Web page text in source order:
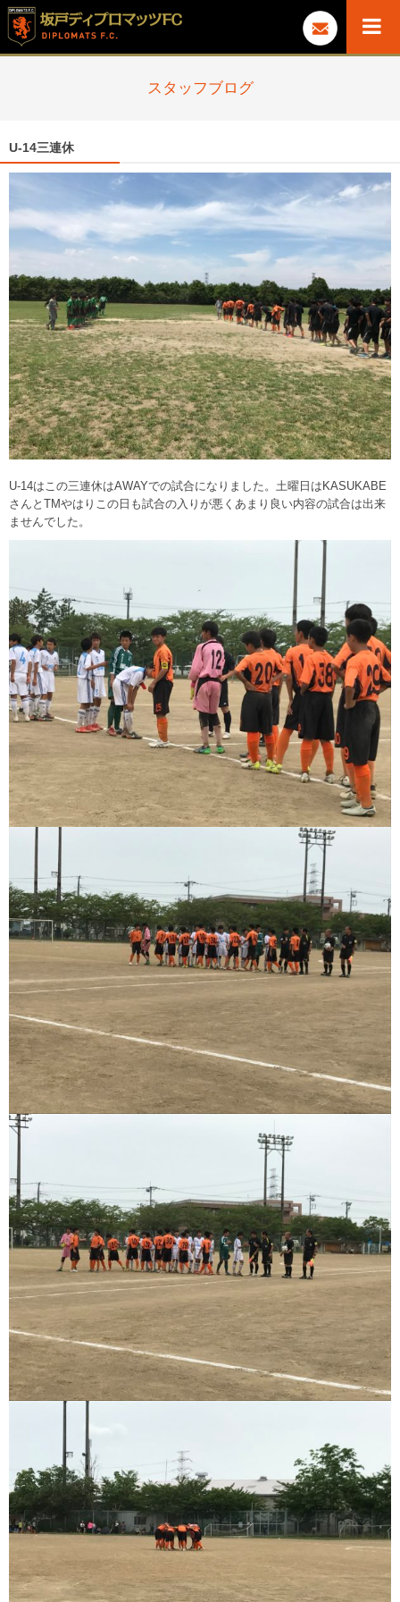
スタッフブログ
U-14三連休
U-14はこの三連休はAWAYでの試合になりました。土曜日はKASUKABE
さんとTMやはりこの日も試合の入りが悪くあまり良い内容の試合は出来
ませんでした。